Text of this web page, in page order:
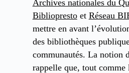
Archives nationales du
Biblioprestoet Réseau
mettre en avant
des bibliothèques
communautés. La notion
rappelle que, tout comme